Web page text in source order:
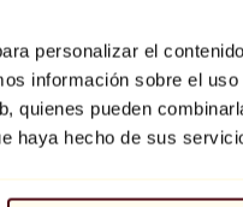
personalizar el
información sobre el
quienes pueden
haya hecho de sus